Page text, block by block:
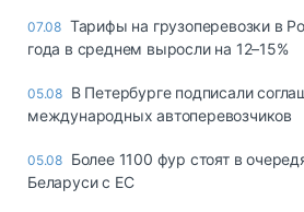
07.08 Тарифы на грузоперевозки в
года в среднем выросли на 12–15%
05.08 В Петербурге подписали
международных автоперевозчиков
05.08 Более 1100 фур стоят в
Беларуси с ЕС